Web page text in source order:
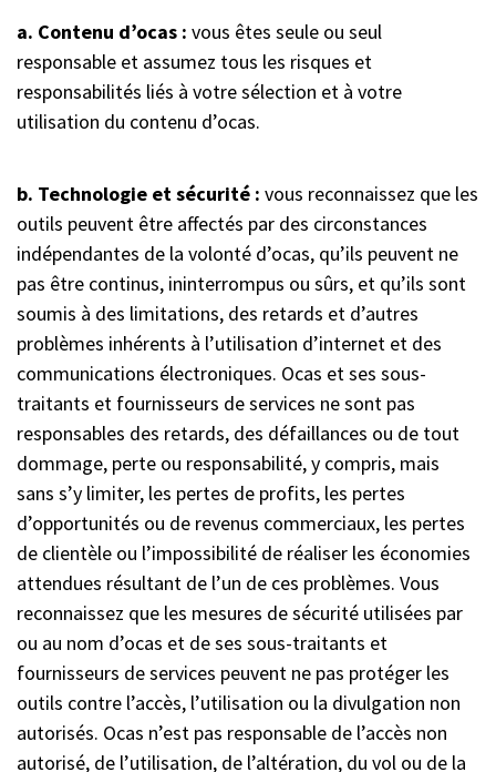
a. Contenu d’ocas : vous êtes seule ou seul
responsable et assumez tous les risques et
responsabilités liés à votre sélection et à votre
utilisation du contenu d’ocas.
b. Technologie et sécurité : vous reconnaissez que les
outils peuvent être affectés par des circonstances
indépendantes de la volonté d’ocas, qu’ils peuvent ne
pas être continus, ininterrompus ou sûrs, et qu’ils sont
soumis à des limitations, des retards et d’autres
problèmes inhérents à l’utilisation d’internet et des
communications électroniques. Ocas et ses sous-
traitants et fournisseurs de services ne sont pas
responsables des retards, des défaillances ou de tout
dommage, perte ou responsabilité, y compris, mais
sans s’y limiter, les pertes de profits, les pertes
d’opportunités ou de revenus commerciaux, les pertes
de clientèle ou l’impossibilité de réaliser les économies
attendues résultant de l’un de ces problèmes. Vous
reconnaissez que les mesures de sécurité utilisées par
ou au nom d’ocas et de ses sous-traitants et
fournisseurs de services peuvent ne pas protéger les
outils contre l’accès, l’utilisation ou la divulgation non
autorisés. Ocas n’est pas responsable de l’accès non
autorisé, de l’utilisation, de l’altération, du vol ou de la